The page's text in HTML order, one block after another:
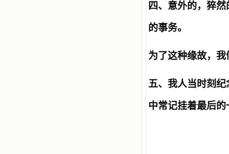
四、意外的，猝
的事务。
为了这种缘故，
五、我人当时刻
中常记挂着最后